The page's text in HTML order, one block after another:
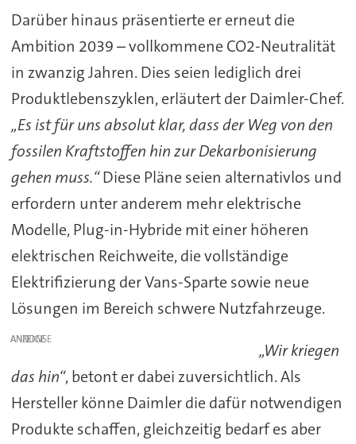
Darüber hinaus präsentierte er erneut die
Ambition 2039 – vollkommene CO2-Neutralität
in zwanzig Jahren. Dies seien lediglich drei
Produktlebenszyklen, erläutert der Daimler-Chef.
„Es ist für uns absolut klar, dass der Weg von den
fossilen Kraftstoffen hin zur Dekarbonisierung
gehen muss.“Diese Pläne seien alternativlos und
erfordern unter anderem mehr elektrische
Modelle, Plug-in-Hybride mit einer höheren
elektrischen Reichweite, die vollständige
Elektrifizierung der Vans-Sparte sowie neue
Lösungen im Bereich schwere Nutzfahrzeuge.
ANZEIGE
„Wir kriegen
das hin“, betont er dabei zuversichtlich. Als
Hersteller könne Daimler die dafür notwendigen
Produkte schaffen, gleichzeitig bedarf es aber